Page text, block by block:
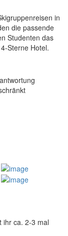
in
die passende
Studenten das
Sterne Hotel.
ihr ca. 2-3 mal